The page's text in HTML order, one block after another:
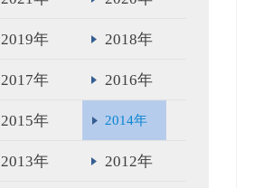
2019年 2018年
2017年 2016年
2015年 2014年
2013年 2012年